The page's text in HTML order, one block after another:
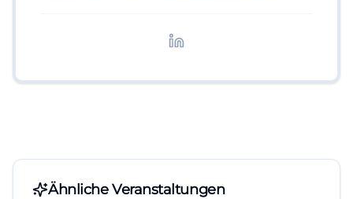
Ähnliche Veranstaltungen